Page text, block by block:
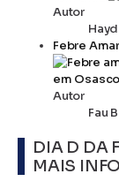
Autor
Febre
Autor
Fau
DIA D DA
MAIS